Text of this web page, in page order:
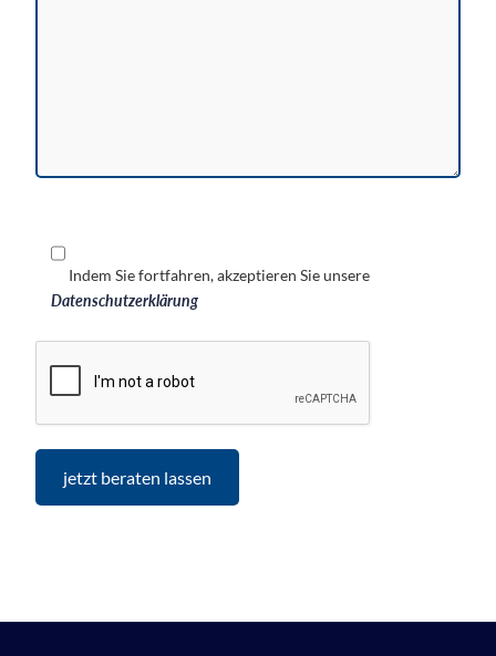
Indem Sie fortfahren, akzeptieren Sie unsere
Datenschutzerklärung